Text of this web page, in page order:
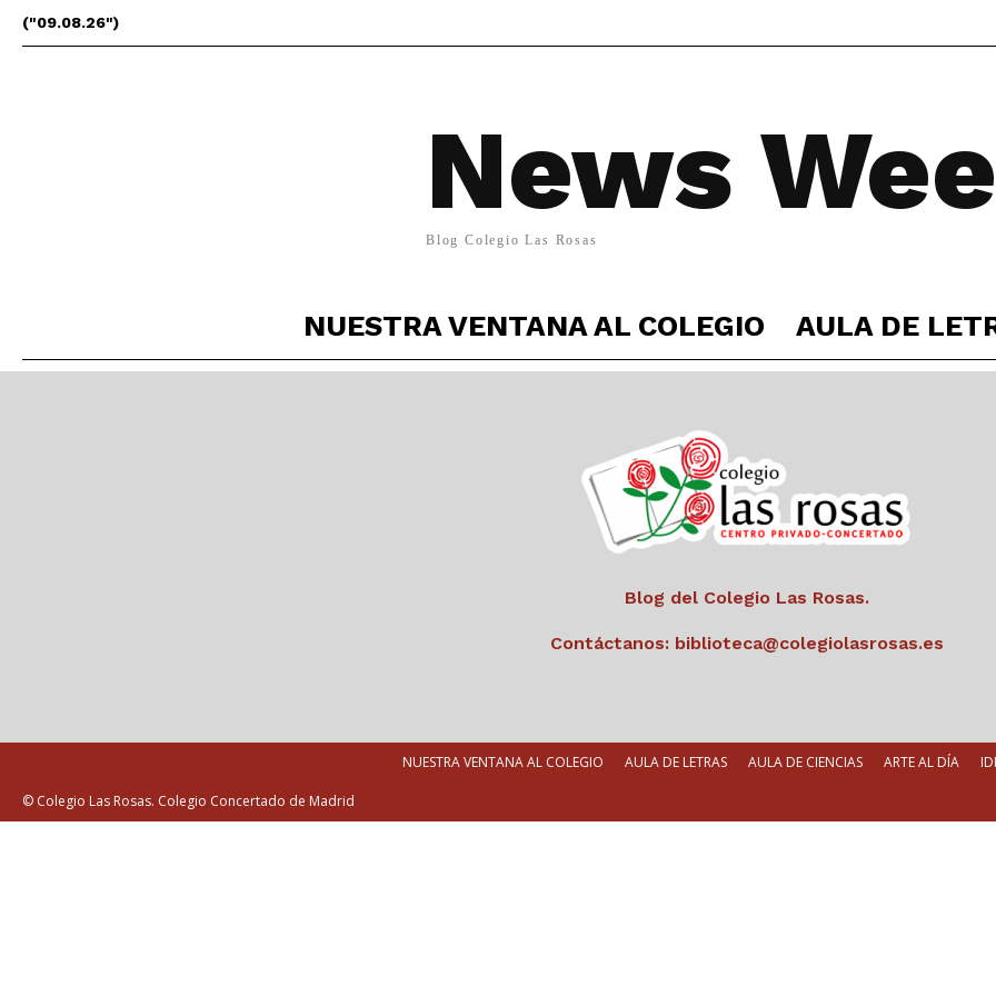
("09.08.26")
News
Blog Colegio Las Rosas
NUESTRA VENTANA AL COLEGIO AULA DE
Blog del Colegio Las Rosas.
Contáctanos: biblioteca@colegiolasrosas.es
NUESTRA VENTANA AL COLEGIO AULA DE LETRAS AULA DE CIENCIAS ARTE AL DÍA
© Colegio Las Rosas. Colegio Concertado de Madrid